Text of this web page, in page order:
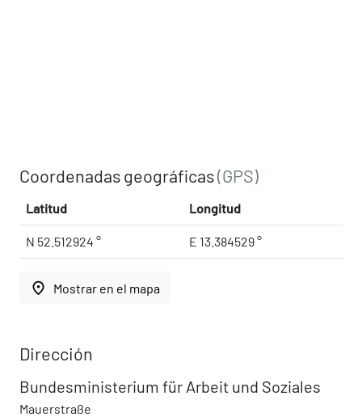
Coordenadas geográficas(GPS)
Latitud Longitud
N 52.512924 ° E 13.384529 °
place Mostrar en el mapa
Dirección
Bundesministerium für Arbeit und Soziales
Mauerstraße